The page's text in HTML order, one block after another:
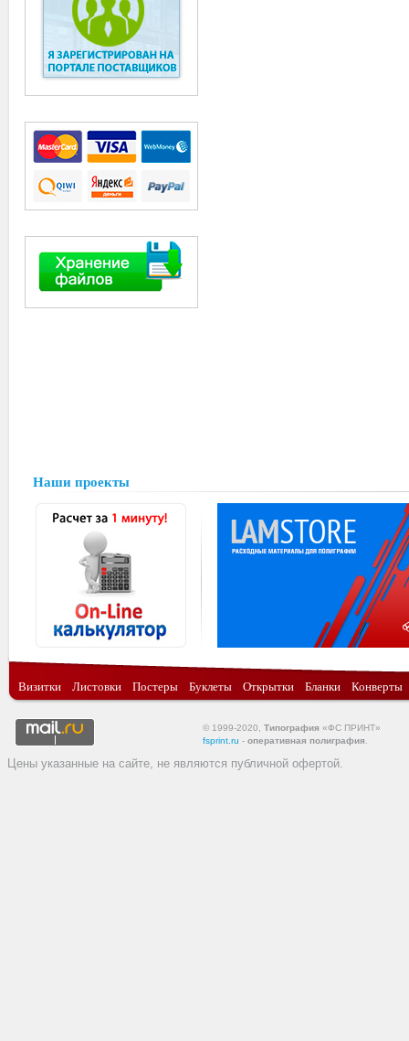
Наши проекты
Визитки Листовки Постеры Буклеты Открытки Бланки Конверты
© 1999-2020, Типография «ФС ПРИНТ»
fsprint.ru - оперативная полиграфия
Цены указанные на сайте, не являются публичной офертой.